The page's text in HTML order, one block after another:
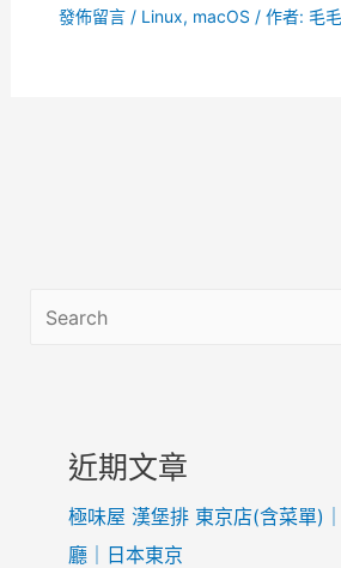
發佈留言 / Linux, macOS / 作者: 毛毛
搜尋
近期文章
極味屋 漢堡排 東京店(含菜單)
廳｜日本東京